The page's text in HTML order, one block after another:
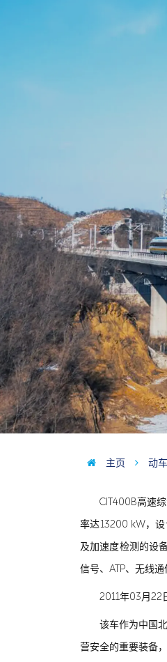
主页 动
CIT400B高速
率达13200 kW，
及加速度检测的设
信号、ATP、无线
2011年03月22
该车作为中国
营安全的重要装备